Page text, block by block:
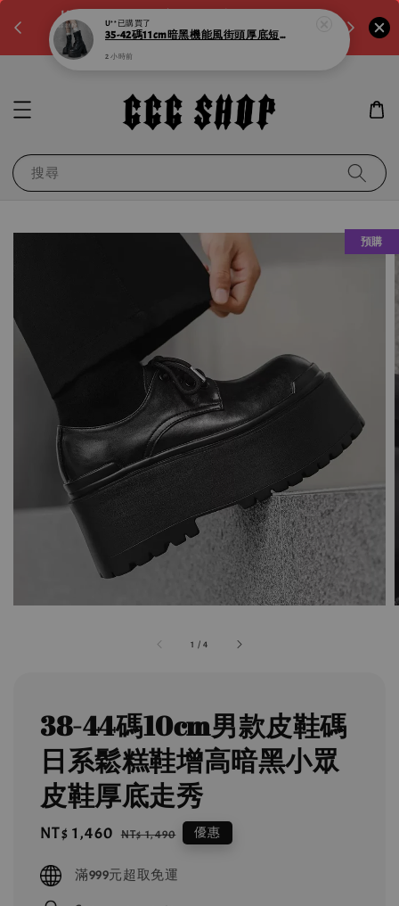
LINE:@noa4230k 客服回覆時間:a.m10:00-
p.m8:00
滿600元
運！滿
搜尋
1 /4
預購
38-44碼10cm男款皮鞋碼
日系鬆糕鞋增高暗黑小眾
皮鞋厚底走秀
Sale
NT$ 1,460 Regular
NT$ 1,490 優惠
滿999元超取免運